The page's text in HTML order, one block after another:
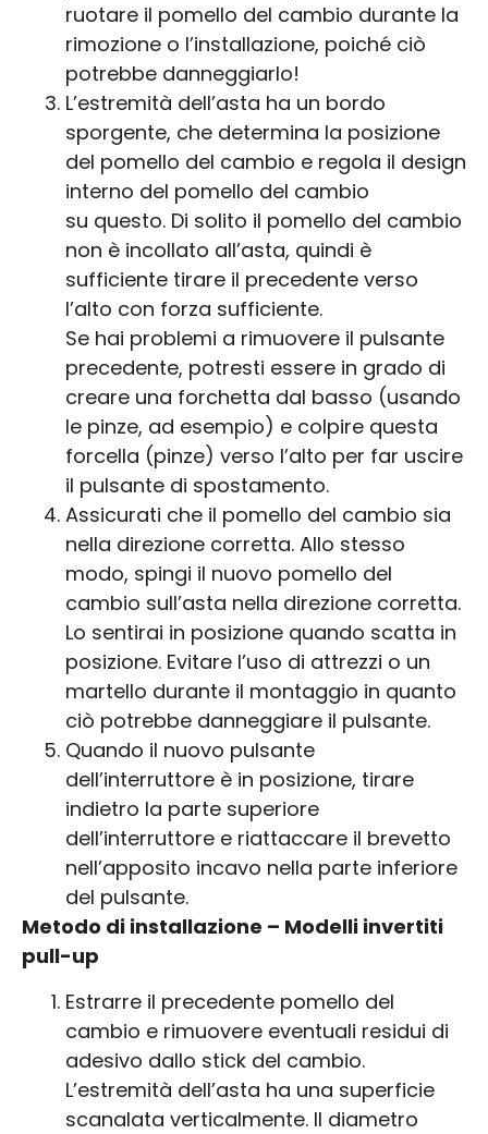
ruotare il pomello del cambio durante la
rimozione o l’installazione, poiché ciò
potrebbe danneggiarlo!
L’estremità dell’asta ha un bordo
sporgente, che determina la posizione
del pomello del cambio e regola il design
interno del pomello del cambio
su questo. Di solito il pomello del cambio
non è incollato all’asta, quindi è
sufficiente tirare il precedente verso
l’alto con forza sufficiente.
Se hai problemi a rimuovere il pulsante
precedente, potresti essere in grado di
creare una forchetta dal basso (usando
le pinze, ad esempio) e colpire questa
forcella (pinze) verso l’alto per far uscire
il pulsante di spostamento.
Assicurati che il pomello del cambio sia
nella direzione corretta. Allo stesso
modo, spingi il nuovo pomello del
cambio sull’asta nella direzione corretta.
Lo sentirai in posizione quando scatta in
posizione. Evitare l’uso di attrezzi o un
martello durante il montaggio in quanto
ciò potrebbe danneggiare il pulsante.
Quando il nuovo pulsante
dell’interruttore è in posizione, tirare
indietro la parte superiore
dell’interruttore e riattaccare il brevetto
nell’apposito incavo nella parte inferiore
del pulsante.
Metodo di installazione – Modelli invertiti
pull-up
Estrarre il precedente pomello del
cambio e rimuovere eventuali residui di
adesivo dallo stick del cambio.
L’estremità dell’asta ha una superficie
scanalata verticalmente. Il diametro